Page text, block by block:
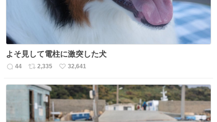
よそ見して電柱に激突した犬
返
数
44
リ
ス
ト
数
2,335
い
ね
数
32,641